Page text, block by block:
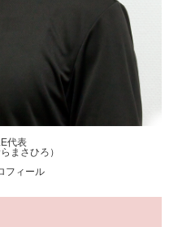
代表
まさひろ）
フィール